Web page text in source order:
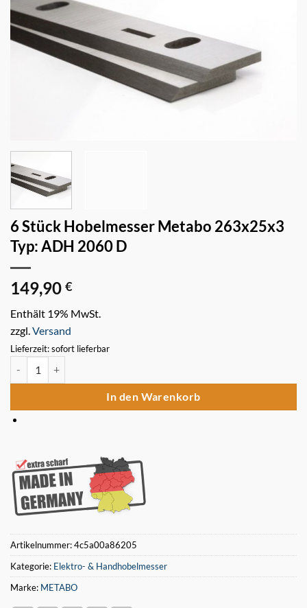
6 Stück Hobelmesser Metabo 263x25x3
Typ: ADH 2060 D
149,90 €
Enthält 19% MwSt.
zzgl. Versand
Lieferzeit: sofort lieferbar
6 Stück Hobelmesser Metabo 263x25x3 Typ: ADH 2060 D Menge
In den Warenkorb
Artikelnummer:4c5a00a86205
Kategorie: Elektro- & Handhobelmesser
Marke: METABO